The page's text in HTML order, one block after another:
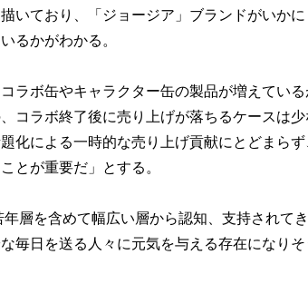
いており、「ジョージア」ブランドがいか
るかがわかる。
ラボ缶やキャラクター缶の製品が増えている
コラボ終了後に売り上げが落ちるケースは少
化による一時的な売り上げ貢献にとどまら
とが重要だ」とする。
層を含めて幅広い層から認知、支持されて
毎日を送る人々に元気を与える存在になりそ